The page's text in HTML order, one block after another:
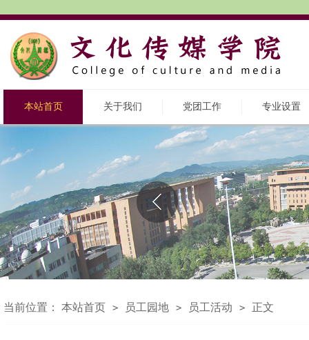
本站首页 关于我们 党团工作 专业设置
当前位置： 本站首页 > 员工园地 > 员工活动 > 正文